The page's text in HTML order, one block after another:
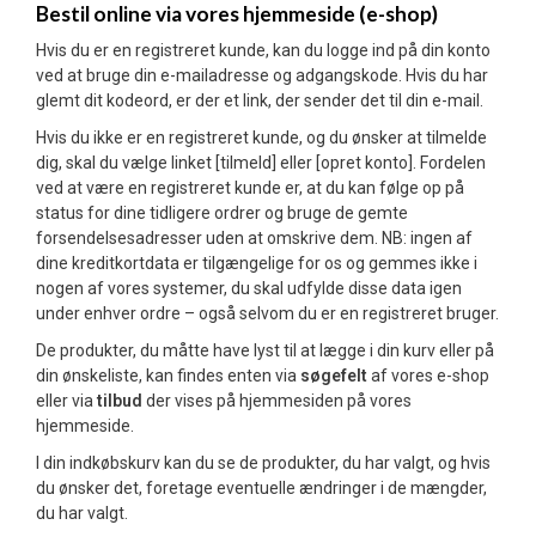
Bestil online via vores hjemmeside (e-shop)
Hvis du er en registreret kunde, kan du logge ind på din konto
ved at bruge din e-mailadresse og adgangskode. Hvis du har
glemt dit kodeord, er der et link, der sender det til din e-mail.
Hvis du ikke er en registreret kunde, og du ønsker at tilmelde
dig, skal du vælge linket [tilmeld] eller [opret konto]. Fordelen
ved at være en registreret kunde er, at du kan følge op på
status for dine tidligere ordrer og bruge de gemte
forsendelsesadresser uden at omskrive dem. NB: ingen af
dine kreditkortdata er tilgængelige for os og gemmes ikke i
nogen af vores systemer, du skal udfylde disse data igen
under enhver ordre – også selvom du er en registreret bruger.
De produkter, du måtte have lyst til at lægge i din kurv eller på
din ønskeliste, kan findes enten via søgefelt af vores e-shop
eller viatilbud der vises på hjemmesiden på vores
hjemmeside.
I din indkøbskurv kan du se de produkter, du har valgt, og hvis
du ønsker det, foretage eventuelle ændringer i de mængder,
du har valgt.